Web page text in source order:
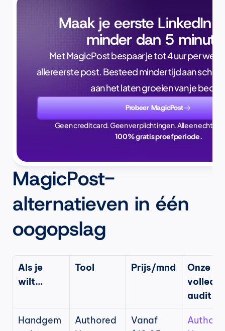
Maak je eerste LinkedIn
minder dan 5
Met MagicPost bespaar je tot 4 uur per
allereerste post. Besteed minder tijd aan
aan het laten groeien van je
Probeer MagicPost
Geen creditcard. Geen verplichtingen. Alleen echte
100% gratis proefperiode.
MagicPost-
alternatieven in één
oogopslag
Als je
wilt…
Tool Prijs/mnd
Onze
audit
Handgem
Authored
Vanaf